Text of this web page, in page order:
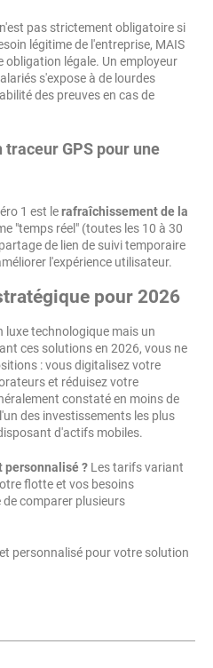
pas strictement obligatoire si
légitime de l'entreprise, MAIS
obligation légale. Un employeur
s'expose à de lourdes
des preuves en cas de
GPS pour une
1 est lerafraîchissement de la
"temps réel" (toutes les 10 à 30
de lien de suivi temporaire
l'expérience utilisateur.
pour 2026
luxe technologique mais un
ces solutions en 2026, vous ne
: vous digitalisez votre
et réduisez votre
constaté en moins de
des investissements les plus
d'actifs mobiles.
personnalisé ? Les tarifs variant
flotte et vos besoins
comparer plusieurs
et personnalisé pour votre solution